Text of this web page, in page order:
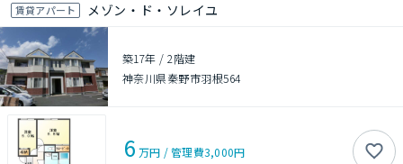
賃貸アパート メゾン・ド・ソレイユ
築17年 /2階建
神奈川県秦野市羽根564
6 万円 /管理費3,000円